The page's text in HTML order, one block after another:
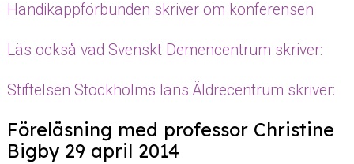
Handikappförbunden skriver om konferensen
Läs också vad Svenskt Demencentrum skriver:
Stiftelsen Stockholms läns Äldrecentrum skriver:
Föreläsning med professor Christine
Bigby 29 april 2014